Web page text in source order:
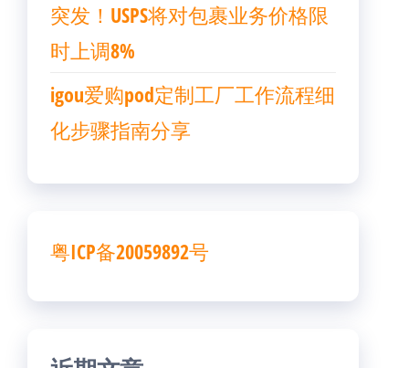
突发！USPS将对包裹业务价格限
时上调8%
igou爱购pod定制工厂工作流程细
化步骤指南分享
粤ICP备20059892号